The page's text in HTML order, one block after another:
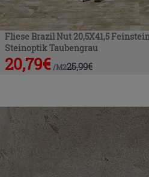
Fliese Brazil Nut 20,5X41,5
Steinoptik Taubengrau
20,79€ /M225,99€